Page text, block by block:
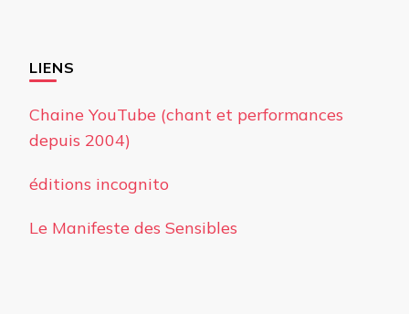
LIENS
Chaine YouTube (chant et performances
depuis 2004)
éditions incognito
Le Manifeste des Sensibles